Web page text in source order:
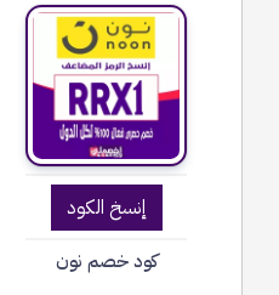
إنسخ الكود
كود خصم نون